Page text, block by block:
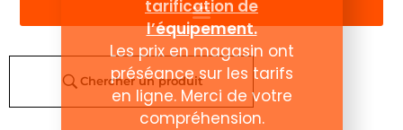
Chercher un produit
tarification de
l’équipement.
Les prix en magasin ont
préséance sur les tarifs
en ligne. Merci de votre
compréhension.